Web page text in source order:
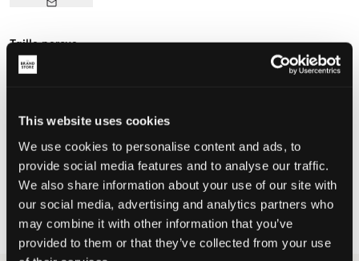
This website uses cookies
We use cookies to personalise content and ads, to
provide social media features and to analyse our traffic.
We also share information about your use of our site with
our social media, advertising and analytics partners who
may combine it with other information that you’ve
provided to them or that they’ve collected from your use
Taille perçue
CHOISIR LA TAILLE
Livraison gratuite à partir de 69 €
Garantie de remboursement pendant 60 jours
Livraisons rapides